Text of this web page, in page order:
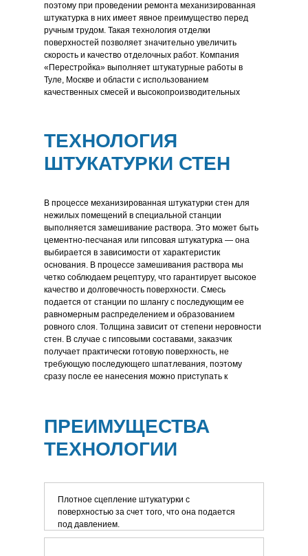
поэтому при проведении ремонта механизированная
штукатурка в них имеет явное преимущество перед
ручным трудом. Такая технология отделки
поверхностей позволяет значительно увеличить
скорость и качество отделочных работ. Компания
«Перестройка» выполняет штукатурные работы в
Туле, Москве и области с использованием
качественных смесей и высокопроизводительных
ТЕХНОЛОГИЯ
ШТУКАТУРКИ СТЕН
В процессе механизированная штукатурки стен для
нежилых помещений в специальной станции
выполняется замешивание раствора. Это может быть
цементно-песчаная или гипсовая штукатурка — она
выбирается в зависимости от характеристик
основания. В процессе замешивания раствора мы
четко соблюдаем рецептуру, что гарантирует высокое
качество и долговечность поверхности. Смесь
подается от станции по шлангу с последующим ее
равномерным распределением и образованием
ровного слоя. Толщина зависит от степени неровности
стен. В случае с гипсовыми составами, заказчик
получает практически готовую поверхность, не
требующую последующего шпатлевания, поэтому
сразу после ее нанесения можно приступать к
ПРЕИМУЩЕСТВА
ТЕХНОЛОГИИ
Плотное сцепление штукатурки с
поверхностью за счет того, что она подается
под давлением.